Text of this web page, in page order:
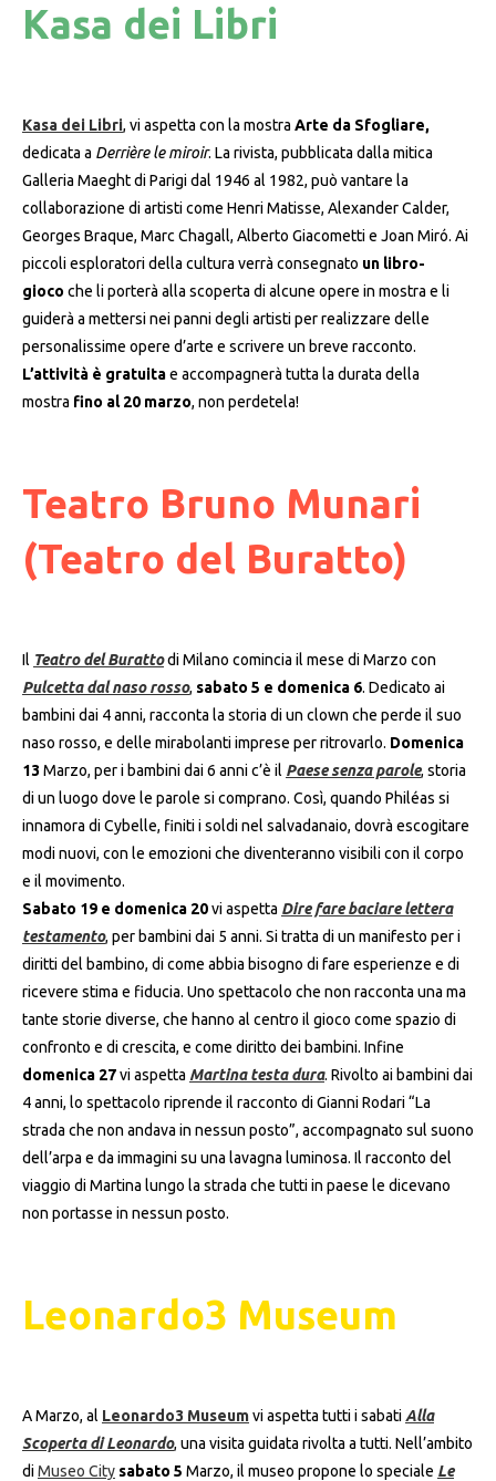
Kasa dei Libri
Kasa dei Libri, vi aspetta con la mostra Arte da Sfogliare,
dedicata a Derrière le miroir. La rivista, pubblicata dalla mitica
Galleria Maeght di Parigi dal 1946 al 1982, può vantare la
collaborazione di artisti come Henri Matisse, Alexander Calder,
Georges Braque, Marc Chagall, Alberto Giacometti e Joan Miró. Ai
piccoli esploratori della cultura verrà consegnato un libro-
gioco che li porterà alla scoperta di alcune opere in mostra e li
guiderà a mettersi nei panni degli artisti per realizzare delle
personalissime opere d’arte e scrivere un breve racconto.
L’attività è gratuitae accompagnerà tutta la durata della
mostra fino al 20 marzo, non perdetela!
Teatro Bruno Munari
(Teatro del Buratto)
Il Teatro del Burattodi Milano comincia il mese di Marzo con
Pulcetta dal naso rosso, sabato 5 e domenica 6. Dedicato ai
bambini dai 4 anni, racconta la storia di un clown che perde il suo
naso rosso, e delle mirabolanti imprese per ritrovarlo. Domenica
13 Marzo, per i bambini dai 6 anni c’è il Paese senza parole, storia
di un luogo dove le parole si comprano. Così, quando Philéas si
innamora di Cybelle, finiti i soldi nel salvadanaio, dovrà escogitare
modi nuovi, con le emozioni che diventeranno visibili con il corpo
e il movimento.
Sabato 19 e domenica 20vi aspetta Dire fare baciare lettera
testamento, per bambini dai 5 anni. Si tratta di un manifesto per i
diritti del bambino, di come abbia bisogno di fare esperienze e di
ricevere stima e fiducia. Uno spettacolo che non racconta una ma
tante storie diverse, che hanno al centro il gioco come spazio di
confronto e di crescita, e come diritto dei bambini. Infine
domenica 27vi aspetta Martina testa dura. Rivolto ai bambini dai
4 anni, lo spettacolo riprende il racconto di Gianni Rodari “La
strada che non andava in nessun posto”, accompagnato sul suono
dell’arpa e da immagini su una lavagna luminosa. Il racconto del
viaggio di Martina lungo la strada che tutti in paese le dicevano
non portasse in nessun posto.
Leonardo3 Museum
A Marzo, al Leonardo3 Museumvi aspetta tutti i sabati Alla
Scoperta di Leonardo, una visita guidata rivolta a tutti. Nell’ambito
diMuseo City sabato 5 Marzo, il museo propone lo speciale Le